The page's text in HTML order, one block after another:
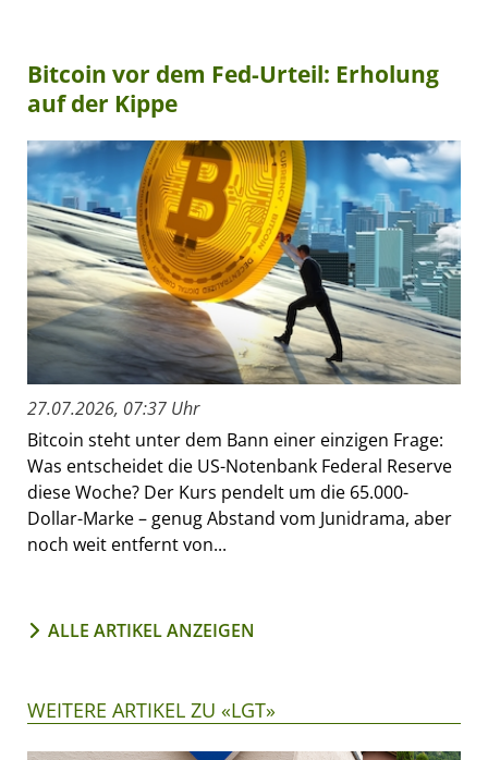
Bitcoin vor dem Fed-Urteil: Erholung
auf der Kippe
27.07.2026, 07:37 Uhr
Bitcoin steht unter dem Bann einer einzigen Frage:
Was entscheidet die US-Notenbank Federal Reserve
diese Woche? Der Kurs pendelt um die 65.000-
Dollar-Marke – genug Abstand vom Junidrama, aber
noch weit entfernt von...
ALLE ARTIKEL ANZEIGEN
WEITERE ARTIKEL ZU «LGT»